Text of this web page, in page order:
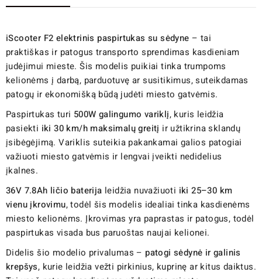
iScooter F2 elektrinis paspirtukas su sėdyne – tai
praktiškas ir patogus transporto sprendimas kasdieniam
judėjimui mieste. Šis modelis puikiai tinka trumpoms
kelionėms į darbą, parduotuvę ar susitikimus, suteikdamas
patogų ir ekonomišką būdą judėti miesto gatvėmis.
Paspirtukas turi 500W galingumo variklį, kuris leidžia
pasiekti iki 30 km/h maksimalų greitį ir užtikrina sklandų
įsibėgėjimą. Variklis suteikia pakankamai galios patogiai
važiuoti miesto gatvėmis ir lengvai įveikti nedidelius
įkalnes.
36V 7.8Ah ličio baterija leidžia nuvažiuoti iki 25–30 km
vienu įkrovimu, todėl šis modelis idealiai tinka kasdienėms
miesto kelionėms. Įkrovimas yra paprastas ir patogus, todėl
paspirtukas visada bus paruoštas naujai kelionei.
Didelis šio modelio privalumas – patogi sėdynė ir galinis
krepšys, kurie leidžia vežti pirkinius, kuprinę ar kitus daiktus.